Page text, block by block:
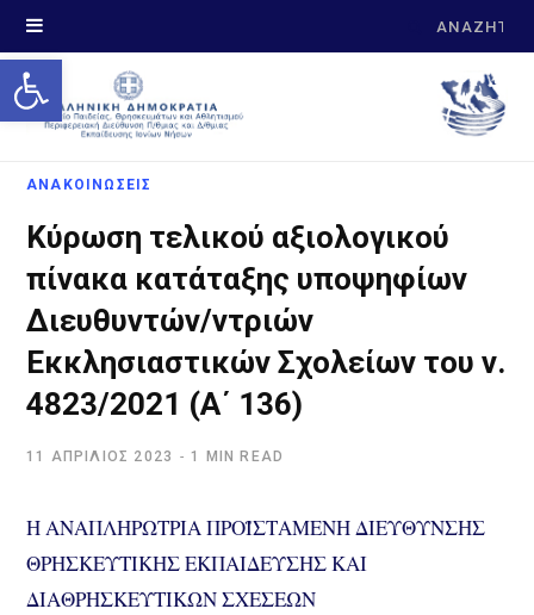
Open toolbar
Search
ΑΝΑΚΟΙΝΩΣΕΙΣ
Κύρωση τελικού αξιολογικού
πίνακα κατάταξης υποψηφίων
Διευθυντών/ντριών
Εκκλησιαστικών Σχολείων του ν.
4823/2021 (Α΄ 136)
11 ΑΠΡΊΛΙΟΣ 2023 1 MIN READ
Η ΑΝΑΠΛΗΡΩΤΡΙΑ ΠΡΟΪΣΤΑΜΕΝΗ ΔΙΕΥΘΥΝΣΗΣ
ΘΡΗΣΚΕΥΤΙΚΗΣ ΕΚΠΑΙΔΕΥΣΗΣ ΚΑΙ
ΔΙΑΘΡΗΣΚΕΥΤΙΚΩΝ ΣΧΕΣΕΩΝ